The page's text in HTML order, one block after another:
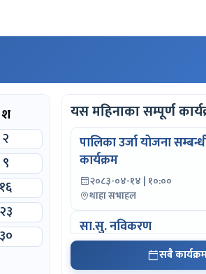
श
२
९
१६
२३
३०
यस महिनाका सम्पूर्ण
पालिका उर्जा योजना
कार्यक्रम
२०८३-०४-१४ | १०:००
थाहा सभाहल
सा.सु. नविकरण
२०८३-०४-१५ | ०९:००
सबै वडा कार्यालय सबै